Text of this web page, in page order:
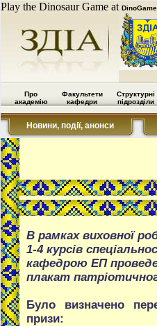
Play the Dinosaur Game at
Про
академію
Факультети
кафедри
Структурні
підрозділи
Новини, події, анонси
В рамках виховної
1-4 курсів
кафедрою ЕП
плакат
Було визначено
призи: